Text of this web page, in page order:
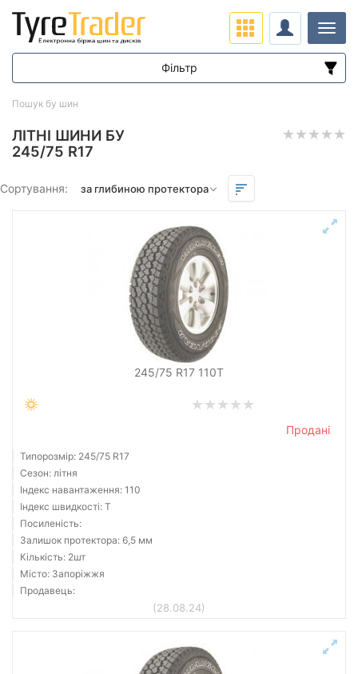
ЛІТНІ ШИНИ БУ
245/75 R17
Сортування:
245/75 R17 110T
Продані
Типорозмір: 245/75 R17
Сезон: літня
Індекс навантаження: 110
Індекс швидкості: T
Посиленість:
Залишок протектора: 6,5 мм
Кількість: 2шт
Місто: Запоріжжя
Продавець:
(28.08.24)
Пошук бу шин
Фільтр
Діапазон цін
від
Accelera
Achilles
Advance
Advanta